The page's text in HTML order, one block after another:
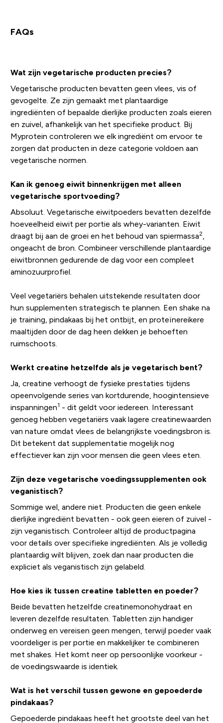
FAQs
Wat zijn vegetarische producten precies?
Vegetarische producten bevatten geen vlees, vis of
gevogelte. Ze zijn gemaakt met plantaardige
ingrediënten of bepaalde dierlijke producten zoals eieren
en zuivel, afhankelijk van het specifieke product. Bij
Myprotein controleren we elk ingrediënt om ervoor te
zorgen dat producten in deze categorie voldoen aan
vegetarische normen.
Kan ik genoeg eiwit binnenkrijgen met alleen
vegetarische sportvoeding?
Absoluut. Vegetarische eiwitpoeders bevatten dezelfde
hoeveelheid eiwit per portie als whey-varianten. Eiwit
draagt bij aan de groei en het behoud van spiermassa2,
ongeacht de bron. Combineer verschillende plantaardige
eiwitbronnen gedurende de dag voor een compleet
aminozuurprofiel.
Veel vegetariërs behalen uitstekende resultaten door
hun supplementen strategisch te plannen. Een shake na
je training, pindakaas bij het ontbijt, en proteïnereikere
maaltijden door de dag heen dekken je behoeften
ruimschoots.
Werkt creatine hetzelfde als je vegetarisch bent?
Ja, creatine verhoogt de fysieke prestaties tijdens
opeenvolgende series van kortdurende, hoogintensieve
inspanningen1 - dit geldt voor iedereen. Interessant
genoeg hebben vegetariërs vaak lagere creatinewaarden
van nature omdat vlees de belangrijkste voedingsbron is.
Dit betekent dat supplementatie mogelijk nog
effectiever kan zijn voor mensen die geen vlees eten.
Zijn deze vegetarische voedingssupplementen ook
veganistisch?
Sommige wel, andere niet. Producten die geen enkele
dierlijke ingrediënt bevatten - ook geen eieren of zuivel -
zijn veganistisch. Controleer altijd de productpagina
voor details over specifieke ingrediënten. Als je volledig
plantaardig wilt blijven, zoek dan naar producten die
expliciet als veganistisch zijn gelabeld.
Hoe kies ik tussen creatine tabletten en poeder?
Beide bevatten hetzelfde creatinemonohydraat en
leveren dezelfde resultaten. Tabletten zijn handiger
onderweg en vereisen geen mengen, terwijl poeder vaak
voordeliger is per portie en makkelijker te combineren
met shakes. Het komt neer op persoonlijke voorkeur -
de voedingswaarde is identiek.
Wat is het verschil tussen gewone en gepoederde
pindakaas?
Gepoederde pindakaas heeft het grootste deel van het